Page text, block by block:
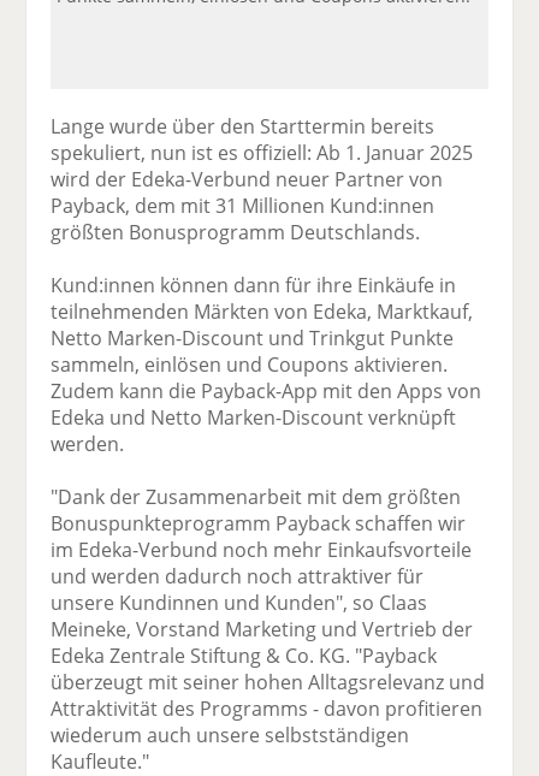
Lange wurde über den Starttermin bereits
spekuliert, nun ist es offiziell: Ab 1. Januar 2025
wird der Edeka-Verbund neuer Partner von
Payback, dem mit 31 Millionen Kund:innen
größten Bonusprogramm Deutschlands.
Kund:innen können dann für ihre Einkäufe in
teilnehmenden Märkten von Edeka, Marktkauf,
Netto Marken-Discount und Trinkgut Punkte
sammeln, einlösen und Coupons aktivieren.
Zudem kann die Payback-App mit den Apps von
Edeka und Netto Marken-Discount verknüpft
werden.
"Dank der Zusammenarbeit mit dem größten
Bonuspunkteprogramm Payback schaffen wir
im Edeka-Verbund noch mehr Einkaufsvorteile
und werden dadurch noch attraktiver für
unsere Kundinnen und Kunden", so Claas
Meineke, Vorstand Marketing und Vertrieb der
Edeka Zentrale Stiftung & Co. KG. "Payback
überzeugt mit seiner hohen Alltagsrelevanz und
Attraktivität des Programms - davon profitieren
wiederum auch unsere selbstständigen
Kaufleute."